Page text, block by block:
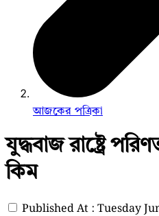
আজকের পত্রিকা
যুদ্ধবাজ রাষ্ট্রে
কিম
Published At : Tuesday